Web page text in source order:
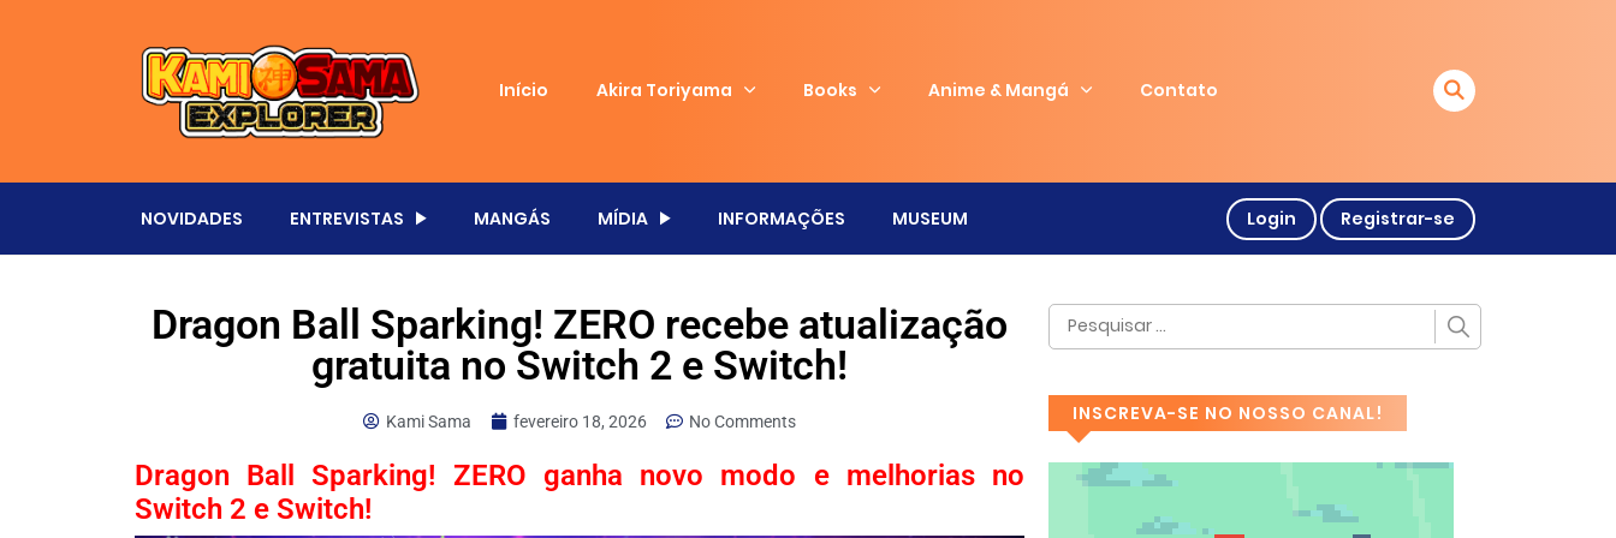
Início Akira Toriyama Books Anime & Mangá Contato
NOVIDADES ENTREVISTAS MANGÁS MÍDIA INFORMAÇÕES MUSEUM Login Registrar-se
Dragon Ball Sparking! ZERO recebe atualização
gratuita no Switch 2 e Switch!
Kami Sama fevereiro 18, 2026 No Comments
Dragon Ball Sparking! ZERO ganha novo modo e melhorias no
Switch 2 e Switch!
INSCREVA-SE NO NOSSO CANAL!